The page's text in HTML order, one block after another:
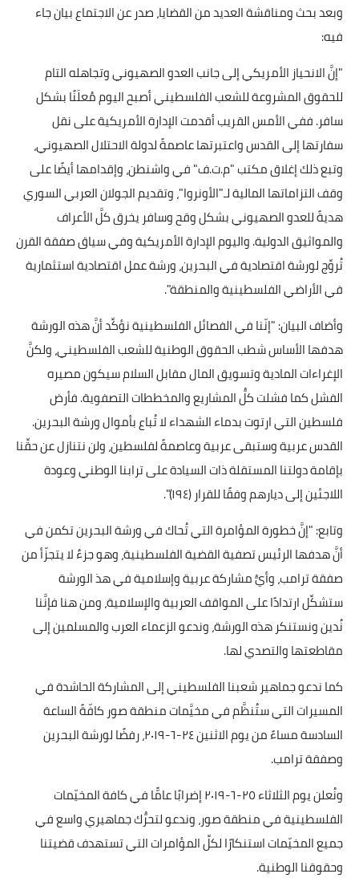
وبعد بحث ومناقشة العديد من القضايا، صدر عن الاجتماع بيان جاء
فيه:
"إنَّ الانحياز الأمريكي إلى جانب العدو الصهيوني وتجاهله التام
للحقوق المشروعة للشعب الفلسطيني أصبح اليوم مُعلَنًا بشكل
سافر. ففي الأمس القريب أقدمت الإدارة الأمريكية على نقل
سفارتها إلى القدس واعتبرتها عاصمةً لدولة الاحتلال الصهيوني،
وتبع ذلك إغلاق مكتب "م.ت.ف" في واشنطن، وإقدامها أيضًا على
وقف التزاماتها المالية لـ"الأونروا"، وتقديم الجولان العربي السوري
هديةً للعدو الصهيوني بشكل وقح وسافر يخرق كلَّ الأعراف
والمواثيق الدولية. واليوم الإدارة الأمريكية وفي سياق صفقة القرن
تُروِّج لورشة اقتصادية في البحرين، ورشة عمل اقتصادية استثمارية
في الأراضي الفلسطينية والمنطقة".
وأضاف البيان: "إنّنا في الفصائل الفلسطينية نؤكِّد أنَّ هذه الورشة
هدفها الأساس شطب الحقوق الوطنية للشعب الفلسطيني، ولكنَّ
الإغراءات المادية وتسويق المال مقابل السلام سيكون مصيره
الفشل كما فشلت كلُّ المشاريع والمخططات التصفوية. فأرض
فلسطين التي ارتوت بدماء الشهداء لا تُباع بأموال ورشة البحرين.
القدس عربية وستبقى عربية وعاصمةً لفلسطين، ولن نتنازل عن حقِّنا
بإقامة دولتنا المستقلة ذات السيادة على ترابنا الوطني وعودة
اللاجئين إلى ديارهم وفقًا للقرار (١٩٤)".
وتابع: "إنَّ خطورة المؤامرة التي تُحاك في ورشة البحرين تكمن في
أنَّ هدفها الرئيس تصفية القضية الفلسطينية، وهو جزءٌ لا يتجزّأ من
صفقة ترامب، وأيُّ مشاركة عربية وإسلامية في هذ الورشة
ستشكِّل ارتدادًا على المواقف العربية والإسلامية، ومن هنا فإنَّنا
نُدين ونستنكر هذه الورشة، وندعو الزعماء العرب والمسلمين إلى
مقاطعتها والتصدي لها.
كما ندعو جماهير شعبنا الفلسطيني إلى المشاركة الحاشدة في
المسيرات التي ستُنظَّم في مخيَّمات منطقة صور كافّةً الساعة
السادسة مساءً من يوم الاثنين ٢٤-٦-٢٠١٩، رفضًا لورشة البحرين
وصفقة ترامب.
ونُعلن يوم الثلاثاء ٢٥-٦-٢٠١٩ إضرابًا عامًّا في كافة المخيّمات
الفلسطينية في منطقة صور، وندعو لتحرُّك جماهيري واسع في
جميع المخيّمات استنكارًا لكلِّ المؤامرات التي تستهدف قضيتنا
وحقوقنا الوطنية.